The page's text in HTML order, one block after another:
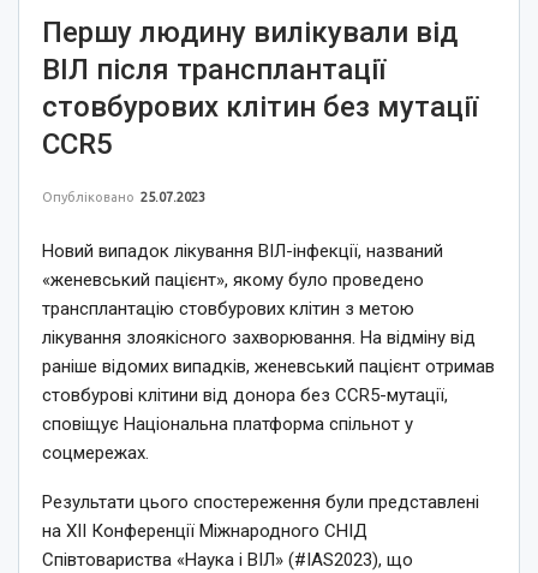
Першу людину вилікували від
ВІЛ після трансплантації
стовбурових клітин без мутації
CCR5
Опубліковано 25.07.2023
Новий випадок лікування ВІЛ-інфекції, названий
«женевський пацієнт», якому було проведено
трансплантацію стовбурових клітин з метою
лікування злоякісного захворювання. На відміну від
раніше відомих випадків, женевський пацієнт отримав
стовбурові клітини від донора без CCR5-мутації,
сповіщує Національна платформа спільнот у
соцмережах.
Результати цього спостереження були представлені
на XII Конференції Міжнародного СНІД
Співтовариства «Наука і ВІЛ» (#IAS2023), що